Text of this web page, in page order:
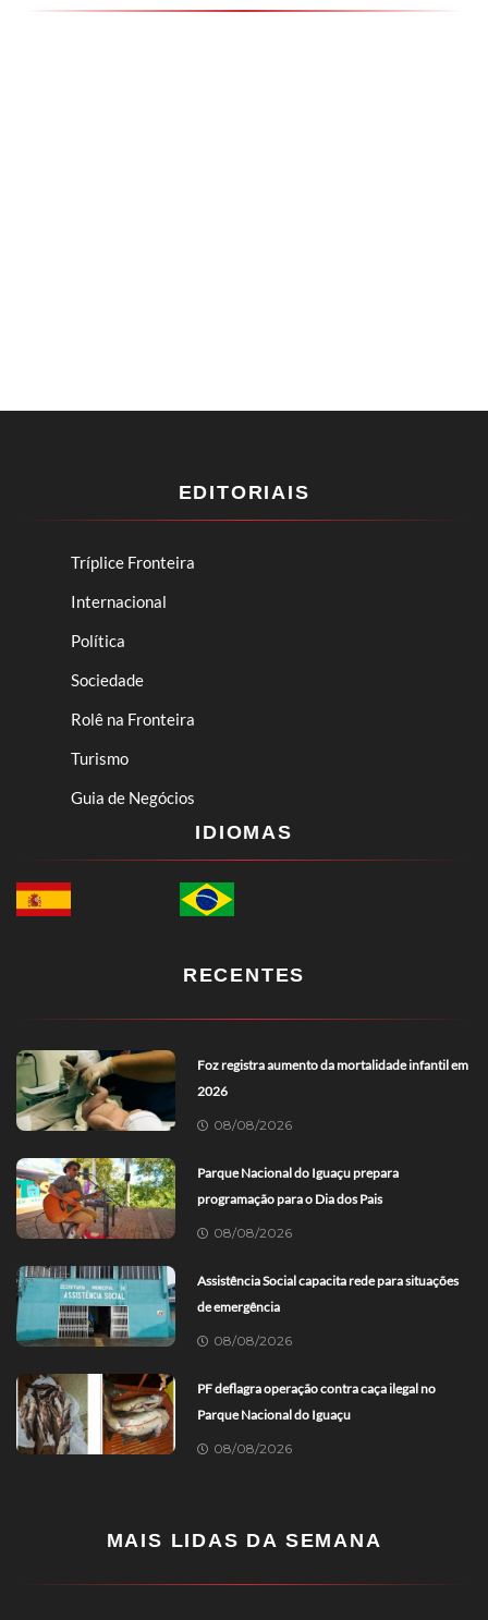
EDITORIAIS
Tríplice Fronteira
Internacional
Política
Sociedade
Rolê na Fronteira
Turismo
Guia de Negócios
IDIOMAS
RECENTES
Foz registra aumento da mortalidade infantil em
2026
08/08/2026
Parque Nacional do Iguaçu prepara
programação para o Dia dos Pais
08/08/2026
Assistência Social capacita rede para situações
de emergência
08/08/2026
PF deflagra operação contra caça ilegal no
Parque Nacional do Iguaçu
08/08/2026
MAIS LIDAS DA SEMANA